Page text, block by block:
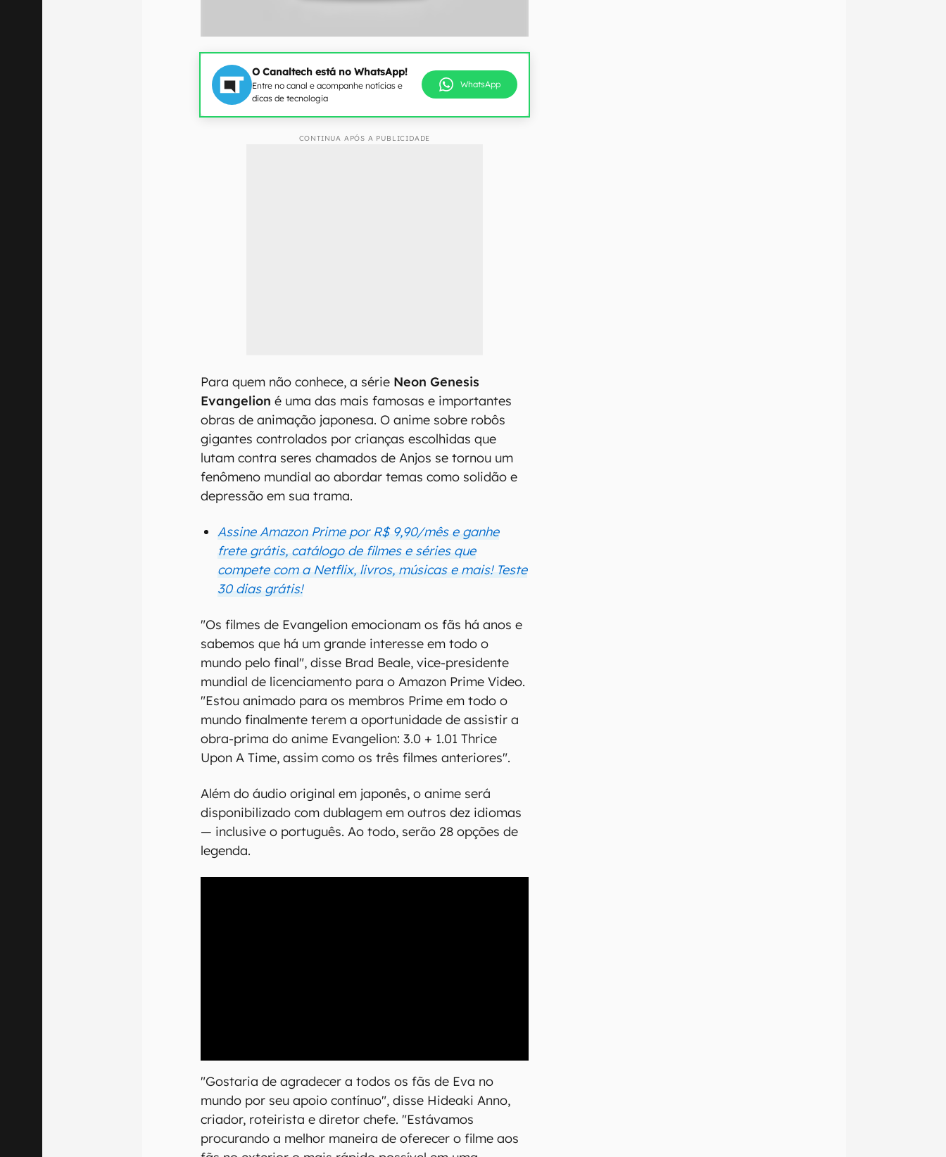
O Canaltech está no WhatsApp!
Entre no canal e acompanhe notícias e
dicas de tecnologia
WhatsApp
CONTINUA APÓS A PUBLICIDADE
Para quem não conhece, a série Neon Genesis
Evangelion é uma das mais famosas e importantes
obras de animação japonesa. O anime sobre robôs
gigantes controlados por crianças escolhidas que
lutam contra seres chamados de Anjos se tornou um
fenômeno mundial ao abordar temas como solidão e
depressão em sua trama.
Assine Amazon Prime por R$ 9,90/mês e ganhe
frete grátis, catálogo de filmes e séries que
compete com a Netflix, livros, músicas e mais! Teste
30 dias grátis!
"Os filmes de Evangelion emocionam os fãs há anos e
sabemos que há um grande interesse em todo o
mundo pelo final", disse Brad Beale, vice-presidente
mundial de licenciamento para o Amazon Prime Video.
"Estou animado para os membros Prime em todo o
mundo finalmente terem a oportunidade de assistir a
obra-prima do anime Evangelion: 3.0 + 1.01 Thrice
Upon A Time, assim como os três filmes anteriores".
Além do áudio original em japonês, o anime será
disponibilizado com dublagem em outros dez idiomas
— inclusive o português. Ao todo, serão 28 opções de
legenda.
"Gostaria de agradecer a todos os fãs de Eva no
mundo por seu apoio contínuo", disse Hideaki Anno,
criador, roteirista e diretor chefe. "Estávamos
procurando a melhor maneira de oferecer o filme aos